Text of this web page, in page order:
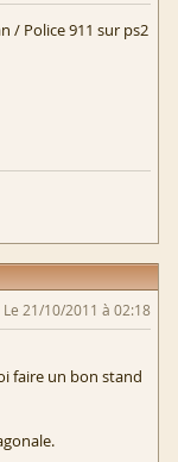
/ Police 911 sur ps2
Le 21/10/2011 à 02:18
faire un bon stand